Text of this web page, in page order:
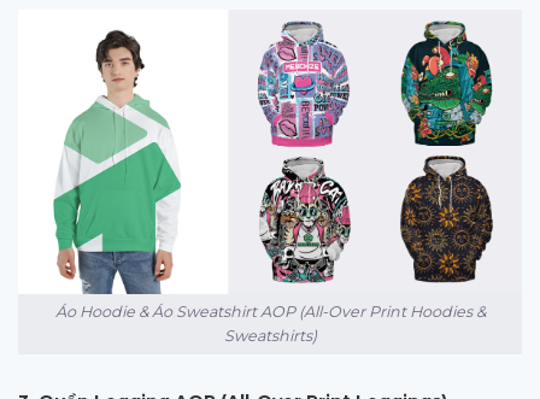
Áo Hoodie & Áo Sweatshirt AOP (All-Over Print Hoodies &
Sweatshirts)